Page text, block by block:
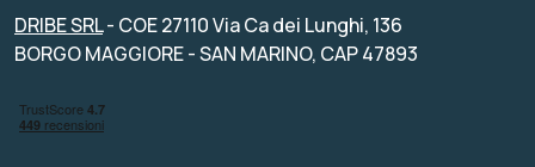
DRIBE SRL- COE 27110 Via Ca dei Lunghi, 136
BORGO MAGGIORE - SAN MARINO, CAP 47893